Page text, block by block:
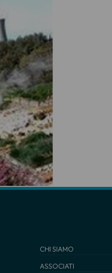
CHI SIAMO
ASSOCIATI